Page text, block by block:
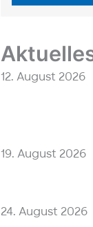
12. August 2026
19. August 2026
24. August 2026